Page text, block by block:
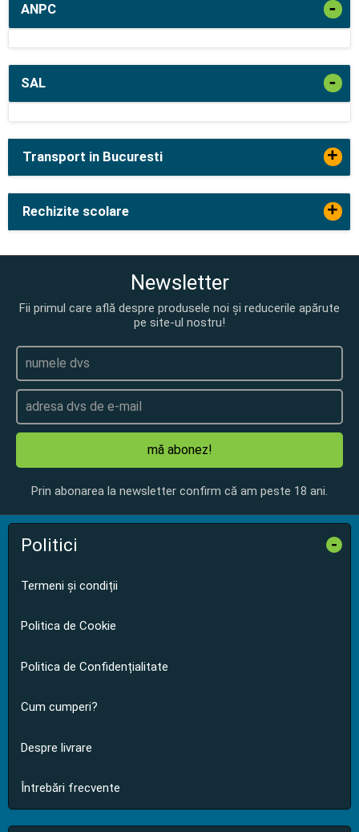
ANPC -
SAL -
Transport in Bucuresti +
Rechizite scolare +
Newsletter
Fii primul care află despre produsele noi și reducerile apărute
pe site-ul nostru!
mă abonez!
Prin abonarea la newsletter confirm că am peste 18 ani.
Politici -
Termeni și condiții
Politica de Cookie
Politica de Confidențialitate
Cum cumperi?
Despre livrare
Întrebări frecvente